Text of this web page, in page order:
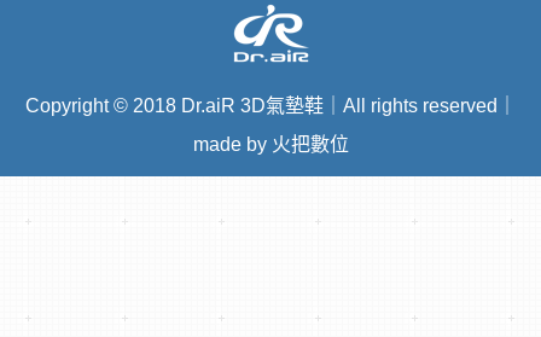
Copyright©2018 Dr.aiR 3D氣墊鞋｜All rights reserved｜
made by 火把數位